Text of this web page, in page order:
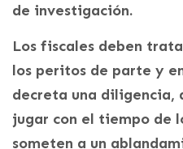
de investigación.
Los fiscales deben
los peritos de parte y
decreta una diligencia,
jugar con el tiempo de
someten a un